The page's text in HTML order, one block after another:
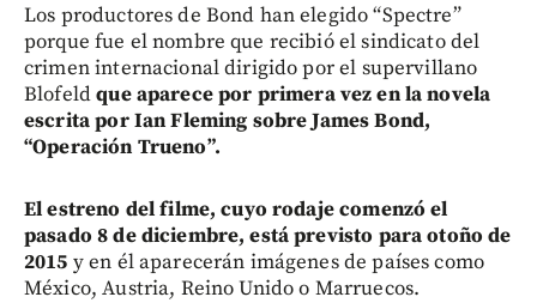
Los productores de Bond han elegido “Spectre”
porque fue el nombre que recibió el sindicato del
crimen internacional dirigido por el supervillano
Blofeldque aparece por primera vez en la novela
escrita por Ian Fleming sobre James Bond,
“Operación Trueno”.
El estreno del filme, cuyo rodaje comenzó el
pasado 8 de diciembre, está previsto para otoño de
2015 y en él aparecerán imágenes de países como
México, Austria, Reino Unido o Marruecos.